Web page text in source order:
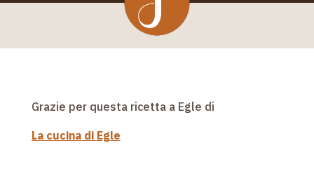
Grazie per questa ricetta a Egle di
La cucina di Egle